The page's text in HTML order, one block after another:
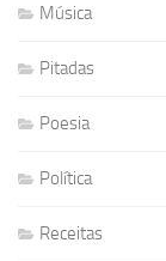
Música
Pitadas
Poesia
Política
Receitas